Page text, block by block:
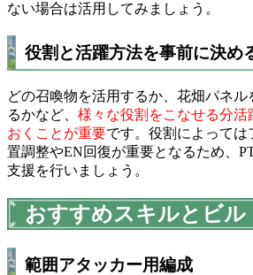
ない場合は活用してみましょう。
役割と活躍方法を事前に決め
どの召喚物を活用するか、花畑パネ
るかなど、 様々な役割をこなせる分活
おくことが重要です。役割によっては
置調整やEN回復が重要となるため、
支援を行いましょう。
おすすめスキルとビル
範囲アタッカー用編成